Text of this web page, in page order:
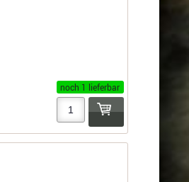
noch 1 lieferbar